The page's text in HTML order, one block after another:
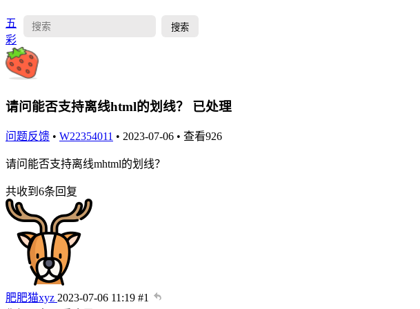
五
彩
搜索
请问能否支持离线html的划线？ 已处理
问题反馈 • W22354011 • 2023-07-06 • 查看926
请问能否支持离线mhtml的划线？
共收到6条回复
肥肥猫xyz 2023-07-06 11:19 #1